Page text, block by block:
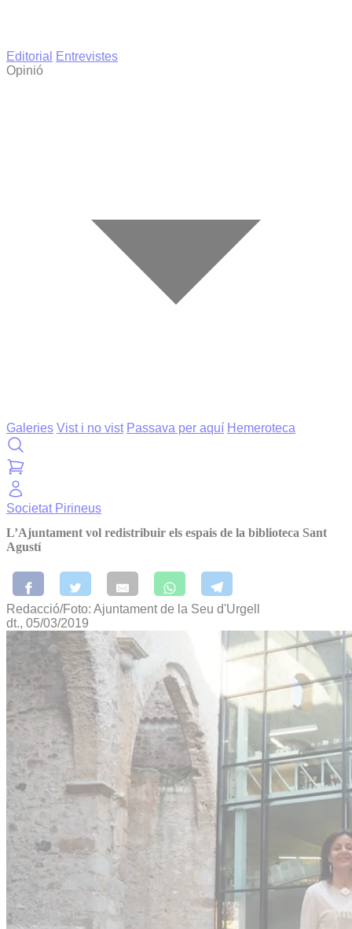
Editorial
Entrevistes
Opinió
Galeries Vist i no vist Passava per aquí Hemeroteca
Societat Pirineus
L’Ajuntament vol redistribuir els espais de la biblioteca Sant
Agustí
Redacció/Foto: Ajuntament de la Seu d'Urgell
dt., 05/03/2019